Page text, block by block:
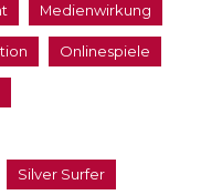
Medienwirkung
Onlinespiele
Silver Surfer